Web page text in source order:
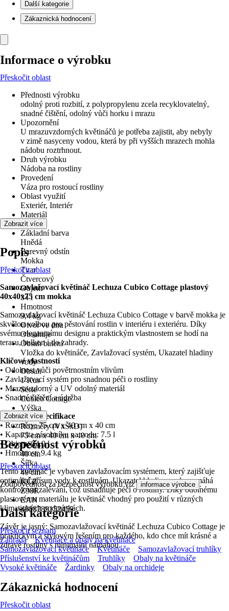
Další kategorie
Zákaznická hodnocení
Informace o výrobku
Přeskočit oblast
Přednosti výrobku
odolný proti rozbití, z polypropylenu zcela recyklovatelný,
snadné čištění, odolný vůči horku i mrazu
Upozornění
U mrazuvzdorných květináčů je potřeba zajistit, aby nebyly
v zimě nasyceny vodou, která by při vyšších mrazech mohla
nádobu roztrhnout.
Druh výrobku
Nádoba na rostliny
Provedení
Váza pro rostoucí rostliny
Oblast využití
Exteriér, Interiér
Materiál
Plast
Základní barva
Hnědá
Barevný odstín
Mokka
Tvar
Čtvercový
Objem
34 l
Hmotnost
9,4 kg
Otvor ve dnu
Obsahuje
Obsah balení
Vložka do květináče, Zavlažovací systém, Ukazatel hladiny
vody
Obsah
1 Kus
Série
Cubico Cottage
Výška
75 cm
Rozměry (VxŠxD)
75 cm x 40 cm x 40 cm
Délka
40 cm
Šířka
40 cm
KČZ
Z98R
EAN
4008789152459
Zobrazit více
Popis
Přeskočit oblast
Samozavlažovací květináč Lechuza Cubico Cottage plastový
40x40x75 cm mokka
Samozavlažovací květináč Lechuza Cubico Cottage v barvě mokka je
skvělou volbou pro pěstování rostlin v interiéru i exteriéru. Díky
svému elegantnímu designu a praktickým vlastnostem se hodí na
terasu, balkon i do zahrady.
Klíčové vlastnosti
• Odolnost vůči povětrnostním vlivům
• Zavlažovací systém pro snadnou péči o rostliny
• Mrazuvzdorný a UV odolný materiál
• Snadné čištění a údržba
Technická specifikace
• Rozměry: 75 cm x 40 cm x 40 cm
• Kapacita zásobníku na vodu: 7.5 l
• Objem: 34.0 l
• Hmotnost: 9.4 kg
Tento květináč je vybaven zavlažovacím systémem, který zajišťuje
optimální přísun vody k rostlinám. Ukazatel hladiny vody pomáhá
kontrolovat zalévání, což usnadňuje péči o rostliny. Díky odolnému
plastovému materiálu je květináč vhodný pro použití v různých
klimatických podmínkách.
Závěr je jasný: Samozavlažovací květináč Lechuza Cubico Cottage je
praktickým a stylovým řešením pro každého, kdo chce mít krásné a
zdravé rostliny s minimální námahou.
Zobrazit více
Bezpečnost výrobků
Přeskočit oblast
Zodpovědnost za bezpečnost výrobku viz informace výrobce .
Další kategorie
Přeskočit seznam
Zahrada
Květináče a obaly na květináče
Samozavlažovací květináče
Květináče
Samozavlažovací truhlíky
Příslušenství ke květináčům
Truhlíky
Obaly na květináče
Vysoké květináče
Žardinky Obaly na orchideje
Zákaznická hodnocení
Přeskočit oblast